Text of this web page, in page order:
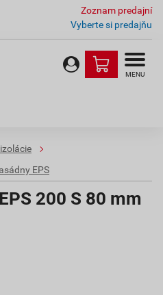
Zoznam predajní
Vyberte si predajňu
MENU
EPS
200 S 80 mm